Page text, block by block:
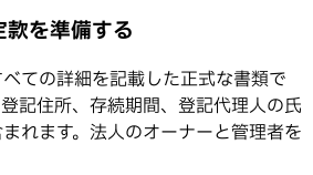
を準備する
ての詳細を記載した正式な書類で
記住所、存続期間、登記代理人の氏
れます。法人のオーナーと管理者を